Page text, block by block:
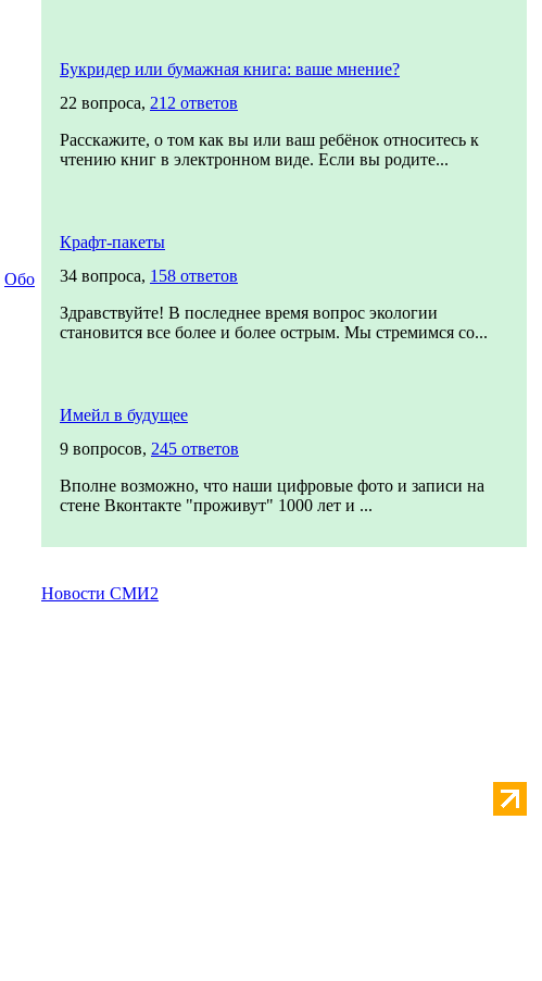
Обо
Букридер или бумажная книга: ваше мнение?
22 вопроса, 212 ответов
Расскажите, о том как вы или ваш ребёнок относитесь к
чтению книг в электронном виде. Если вы родите...
Крафт-пакеты
34 вопроса, 158 ответов
Здравствуйте! В последнее время вопрос экологии
становится все более и более острым. Мы стремимся со...
Имейл в будущее
9 вопросов, 245 ответов
Вполне возможно, что наши цифровые фото и записи на
стене Вконтакте "проживут" 1000 лет и ...
Новости СМИ2